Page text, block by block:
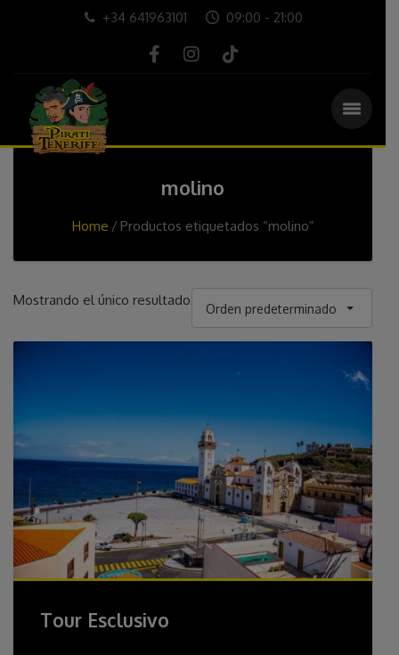
+34 641963101 09:00 - 21:00
molino
Home Productos etiquetados “molino”
Mostrando el único resultado
Orden predeterminado
Tour Esclusivo